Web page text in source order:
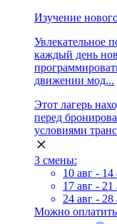
Изучение
Увлекательное
каждый день
движении мод...
Этот лагерь
перед
условиями
3 смены:
10 авг -
17 авг -
24 авг -
Можно оплатить